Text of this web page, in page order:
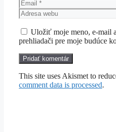
Uložiť moje meno, e-mail
prehliadači pre moje budúce
This site uses Akismet to
comment data is processed.